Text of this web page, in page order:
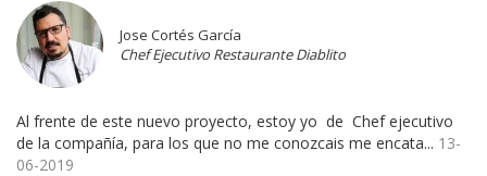
Jose Cortés García
Chef Ejecutivo Restaurante Diablito
Al frente de este nuevo proyecto, estoy yo de Chef ejecutivo
de la compañía, para los que no me conozcais me encata... 13-
06-2019